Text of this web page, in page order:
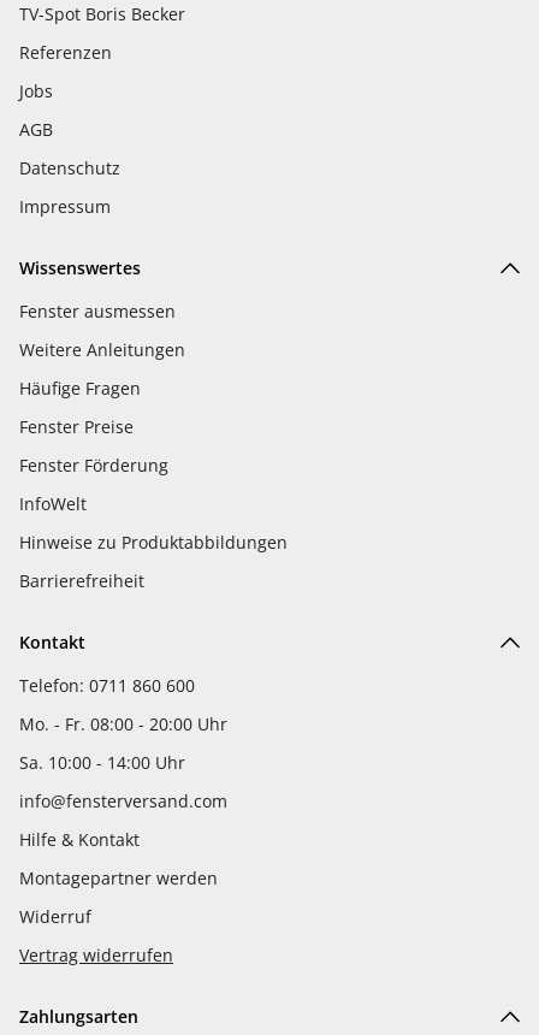
TV-Spot Boris Becker
Referenzen
Jobs
AGB
Datenschutz
Impressum
Wissenswertes
Fenster ausmessen
Weitere Anleitungen
Häufige Fragen
Fenster Preise
Fenster Förderung
InfoWelt
Hinweise zu Produktabbildungen
Barrierefreiheit
Kontakt
Telefon: 0711 860 600
Mo. - Fr. 08:00 - 20:00 Uhr
Sa. 10:00 - 14:00 Uhr
info@fensterversand.com
Hilfe & Kontakt
Montagepartner werden
Widerruf
Vertrag widerrufen
Zahlungsarten